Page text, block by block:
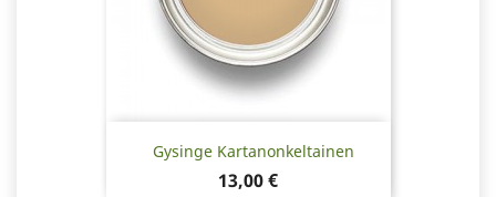
Gysinge Kartanonkeltainen
Hinta
13,00 €